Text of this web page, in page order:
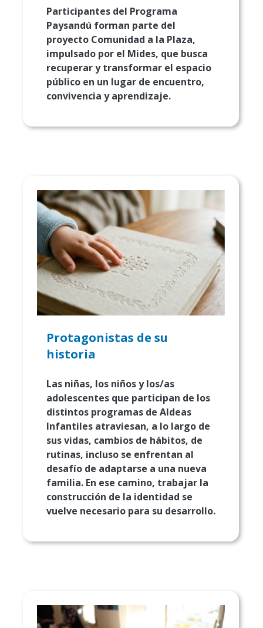
Participantes del Programa
Paysandú forman parte del
proyecto Comunidad a la Plaza,
impulsado por el Mides, que busca
recuperar y transformar el espacio
público en un lugar de encuentro,
convivencia y aprendizaje.
Protagonistas de su
historia
Las niñas, los niños y los/as
adolescentes que participan de los
distintos programas de Aldeas
Infantiles atraviesan, a lo largo de
sus vidas, cambios de hábitos, de
rutinas, incluso se enfrentan al
desafío de adaptarse a una nueva
familia. En ese camino, trabajar la
construcción de la identidad se
vuelve necesario para su desarrollo.